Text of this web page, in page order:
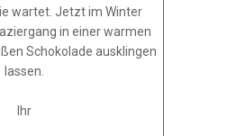
wartet. Jetzt im Winter
in einer warmen
Schokolade ausklingen
lassen.
Ihr